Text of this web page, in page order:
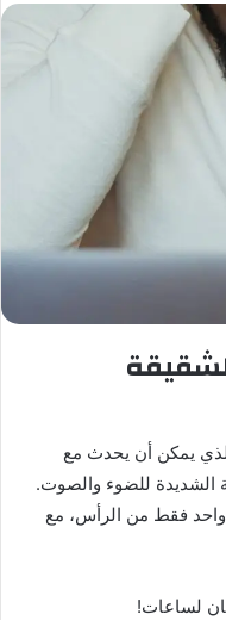
يمكن أن يحدث مع
الشديدة للضوء والصوت.
فقط من الرأس، مع
لساعات!